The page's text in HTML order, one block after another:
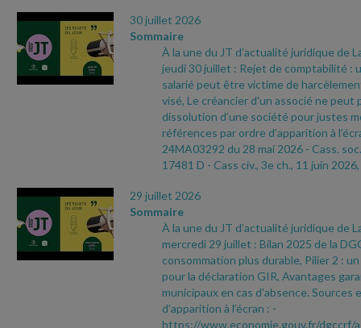
30 juillet 2026
Sommaire
À la une du JT d’actualité juridique de
jeudi 30 juillet : Rejet de comptabilité :
salarié peut être victime de
visé, Le créancier d'un associé ne peut
dissolution d’une société pour justes
références par ordre d’apparition à
24MA03292 du 28 mai 2026 - Cass.
17481 D - Cass civ., 3e ch., 11 juin 2026,
29 juillet 2026
Sommaire
À la une du JT d’actualité juridique de
mercredi 29 juillet : Bilan 2025 de la
consommation plus durable, Pilier 2 :
pour la déclaration GIR, Avantages
municipaux en cas d'absence.
d’apparition à l’écran : -
https://www.economie.gouv.fr/dgccrf/